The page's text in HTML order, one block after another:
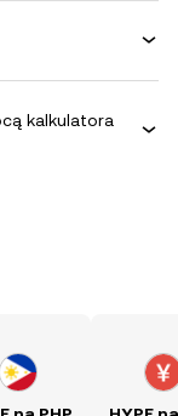
kalkulatora